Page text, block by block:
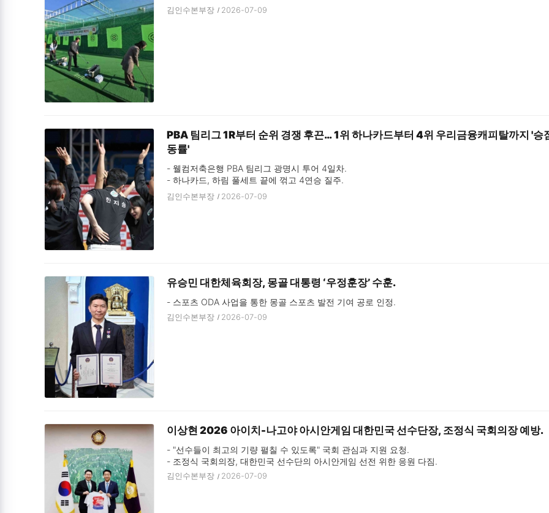
김인수본부장 2026-07-09
PBA 팀리그 1R부터 순위 경쟁 후끈… 1위 하나카드부터 4위 우리금융캐피탈까지 '승
동률'
- 웰컴저축은행 PBA 팀리그 광명시 투어 4일차.
- 하나카드, 하림 풀세트 끝에 꺾고 4연승 질주.
- 크라운·NH농·우리금융 나란히 승리거두며 상위권.
- 휴온스는 웰컴저축은행 꺾고 시즌 첫 승 신고.
김인수본부장 2026-07-09
유승민 대한체육회장, 몽골 대통령 ‘우정훈장’ 수훈.
- 스포츠 ODA 사업을 통한 몽골 스포츠 발전 기여 공로 인정.
김인수본부장 2026-07-09
이상현 2026 아이치-나고야 아시안게임 대한민국 선수단장, 조정식 국회의장 예방.
- "선수들이 최고의 기량 펼칠 수 있도록" 국회 관심과 지원 요청.
- 조정식 국회의장, 대한민국 선수단의 아시안게임 선전 위한 응원 다짐.
김인수본부장 2026-07-09